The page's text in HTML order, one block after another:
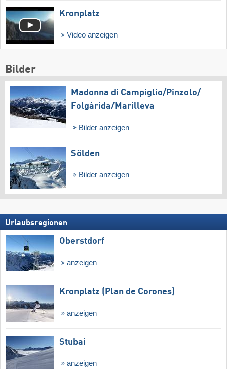
Kronplatz
Video anzeigen
Bilder
Madonna di Campiglio/​Pinzolo/​
Folgàrida/​Marilleva
Bilder anzeigen
Sölden
Bilder anzeigen
Urlaubsregionen
Oberstdorf
anzeigen
Kronplatz (Plan de Corones)
anzeigen
Stubai
anzeigen